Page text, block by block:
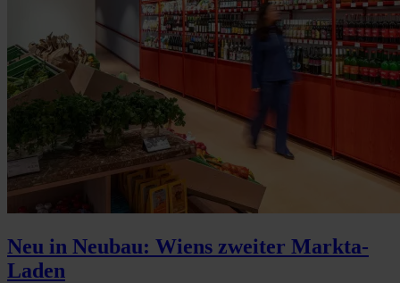
Neu in Neubau: Wiens zweiter Markta-
Laden